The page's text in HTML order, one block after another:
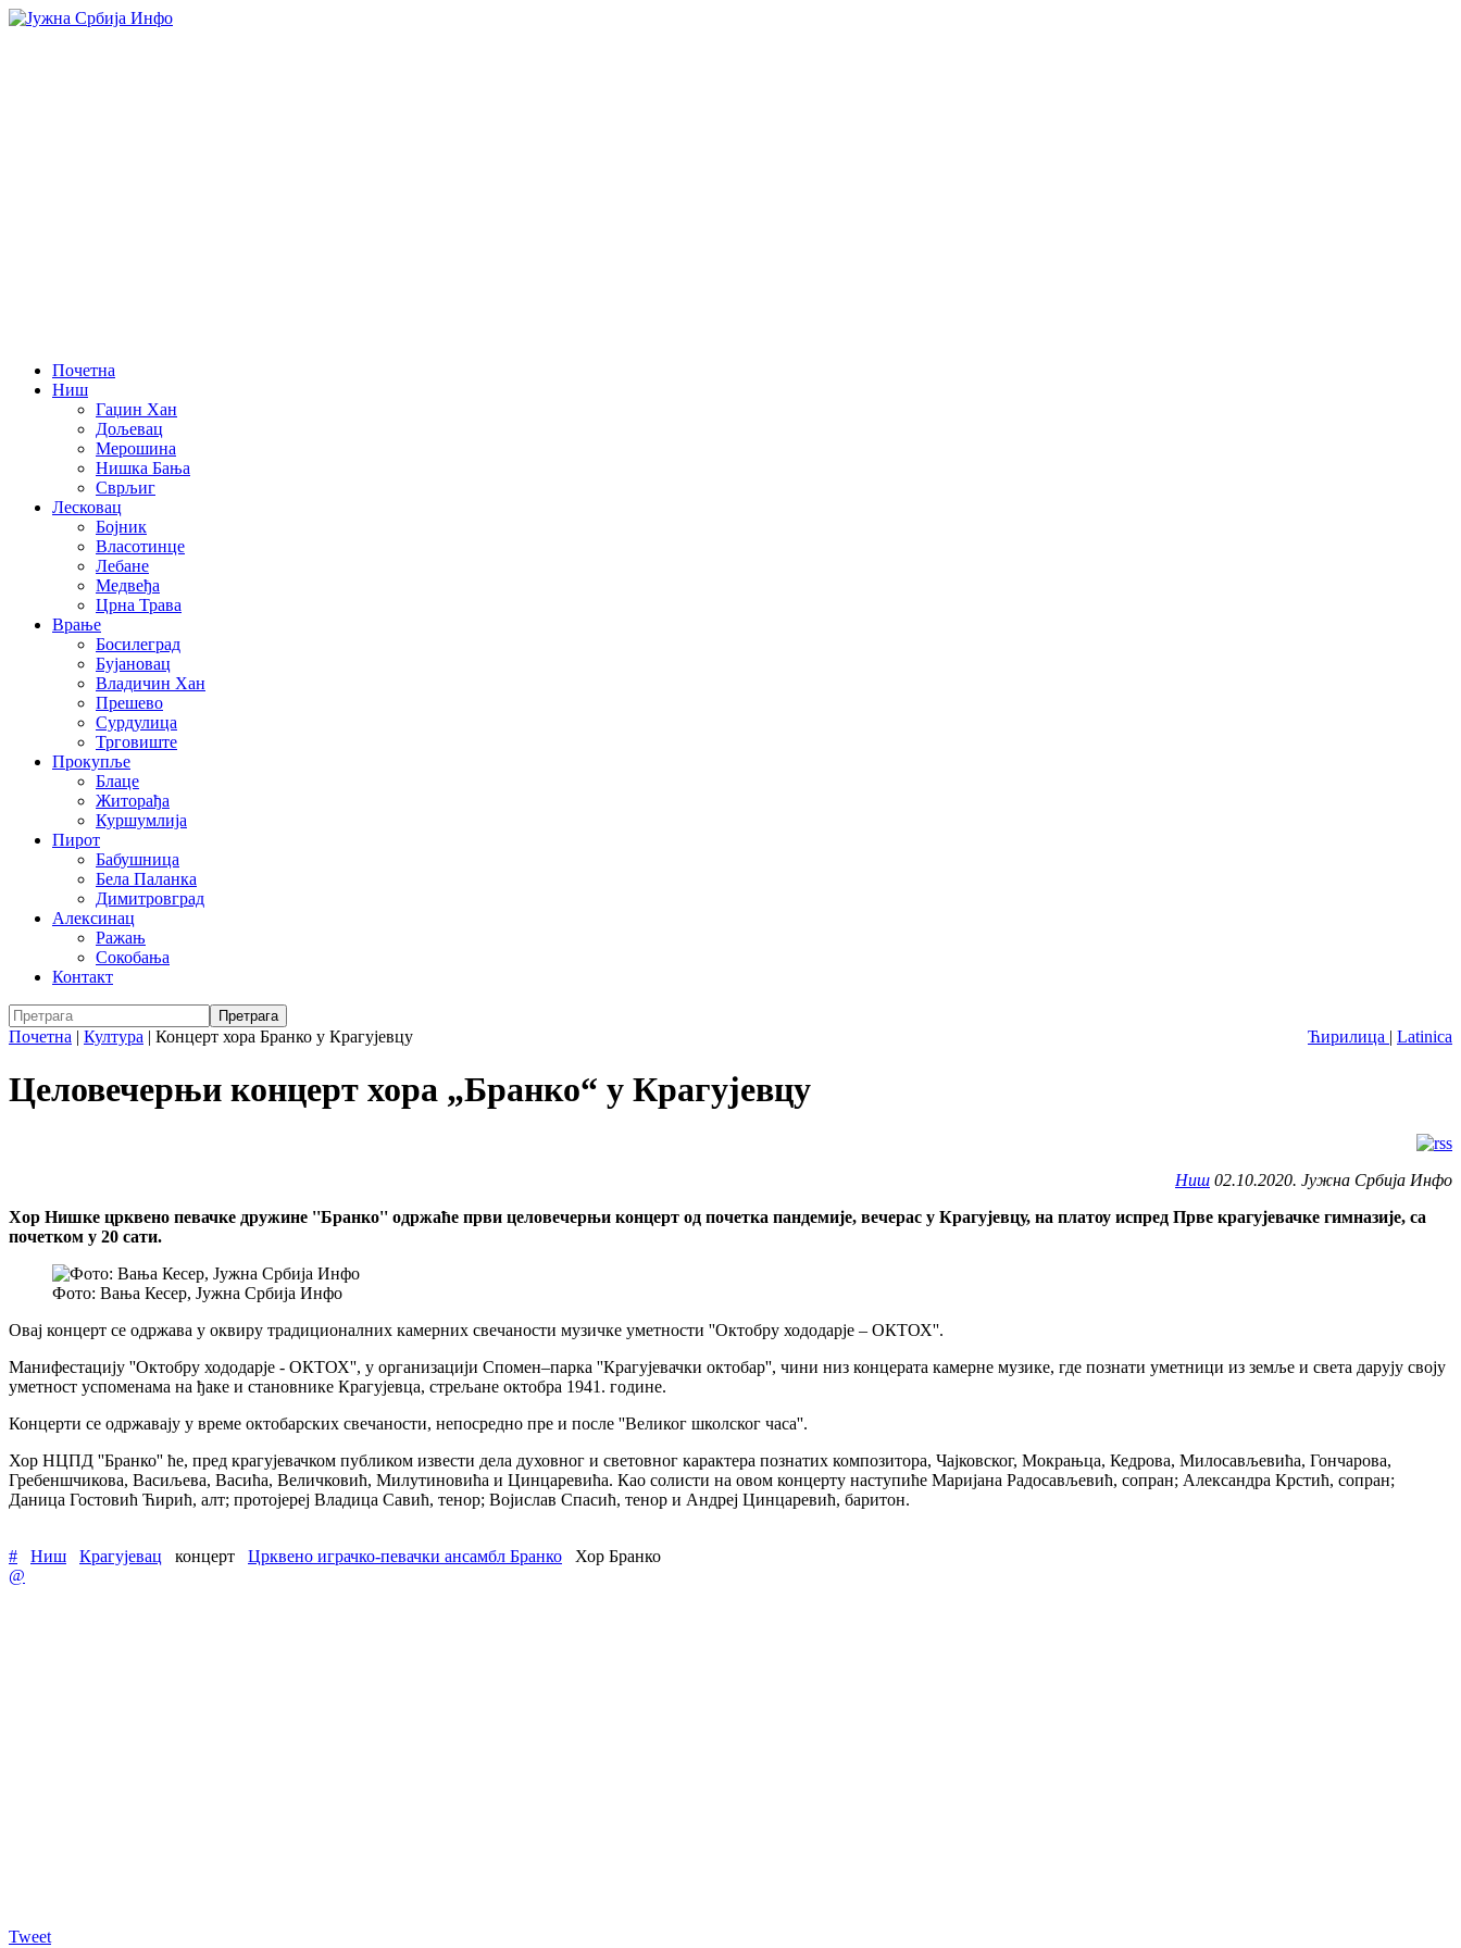
Почетна
Ниш
Гаџин Хан
Дољевац
Мерошина
Нишка Бања
Сврљиг
Лесковац
Бојник
Власотинце
Лебане
Медвеђа
Црна Трава
Врање
Босилеград
Бујановац
Владичин Хан
Прешево
Сурдулица
Трговиште
Прокупље
Блаце
Житорађа
Куршумлија
Пирот
Бабушница
Бела Паланка
Димитровград
Алексинац
Ражањ
Сокобања
Контакт
Ћирилица | Latinica
Почетна | Култура | Концерт хора Бранко у Крагујевцу
Целовечерњи концерт хора „Бранко“ у Крагујевцу
Ниш 02.10.2020. Јужна Србија Инфо
Хор Нишке црквено певачке дружине ''Бранко'' одржаће први целовечерњи концерт од почетка пандемије, вечерас у Крагујевцу, на платоу испред Прве крагујевачке гимназије, са
почетком у 20 сати.
Фото: Вања Кесер, Јужна Србија Инфо
Овај концерт се одржава у оквиру традиционалних камерних свечаности музичке уметности ''Октобру хододарје – ОКТОХ''.
Манифестацију ''Октобру хододарје - ОКТОХ'', у организацији Спомен–парка ''Крагујевачки октобар'', чини низ концерата камерне музике, где познати уметници из земље и света дарују своју
уметност успоменама на ђаке и становнике Крагујевца, стрељане октобра 1941. године.
Концерти се одржавају у време октобарских свечаности, непосредно пре и после ''Великог школског часа''.
Хор НЦПД ''Бранко'' ће, пред крагујевачком публиком извести дела духовног и световног карактера познатих композитора, Чајковског, Мокрањца, Кедрова, Милосављевића, Гончарова,
Гребеншчикова, Васиљева, Васића, Величковић, Милутиновића и Цинцаревића. Као солисти на овом концерту наступиће Маријана Радосављевић, сопран; Александра Крстић, сопран;
Даница Гостовић Ћирић, алт; протојереј Владица Савић, тенор; Војислав Спасић, тенор и Андреј Цинцаревић, баритон.
# Ниш Крагујевац концерт Црквено играчко-певачки ансамбл Бранко
Хор Бранко
@
Tweet